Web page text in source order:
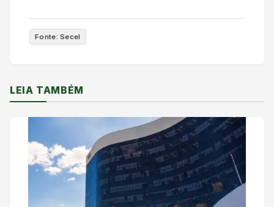
Fonte: Secel
LEIA TAMBÉM